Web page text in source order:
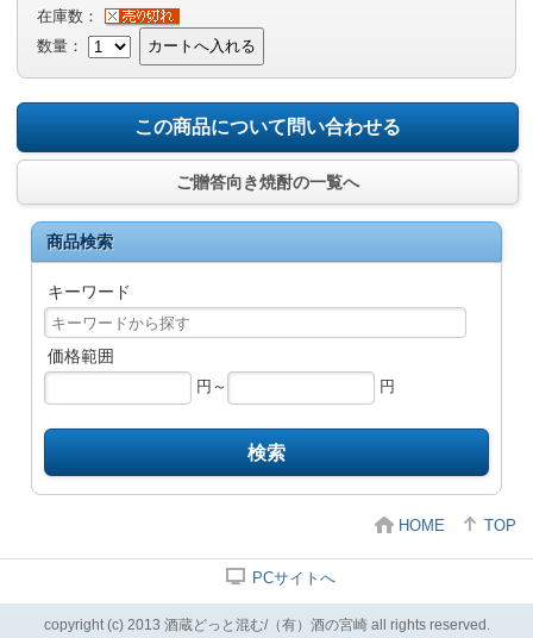
在庫数：
数量：
カートへ入れる
この商品について問い合わせる
ご贈答向き焼酎の一覧へ
商品検索
キーワード
価格範囲
円～
円
検索
HOME TOP
PCサイトへ
copyright (c) 2013 酒蔵どっと混む/（有）酒の宮崎 all rights reserved.